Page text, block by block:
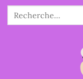
Recherche
pour :